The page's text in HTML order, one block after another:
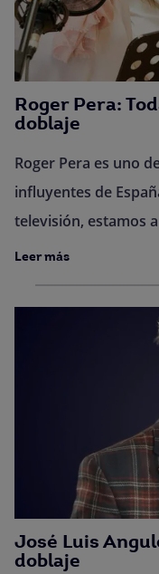
Roger Pera:
doblaje
Roger Pera es uno
influyentes de
televisión, estamos
Leer más
José Luis
doblaje